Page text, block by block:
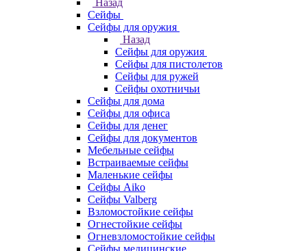
Назад
Cейфы
Cейфы для оружия
Назад
Cейфы для оружия
Сейфы для пистолетов
Сейфы для ружей
Сейфы охотничьи
Cейфы для дома
Cейфы для офиса
Сейфы для денег
Сейфы для документов
Мебельные сейфы
Встраиваемые сейфы
Маленькие сейфы
Сейфы Aiko
Сейфы Valberg
Взломостойкие сейфы
Огнестойкие сейфы
Огневзломостойкие сейфы
Сейфы медицинские